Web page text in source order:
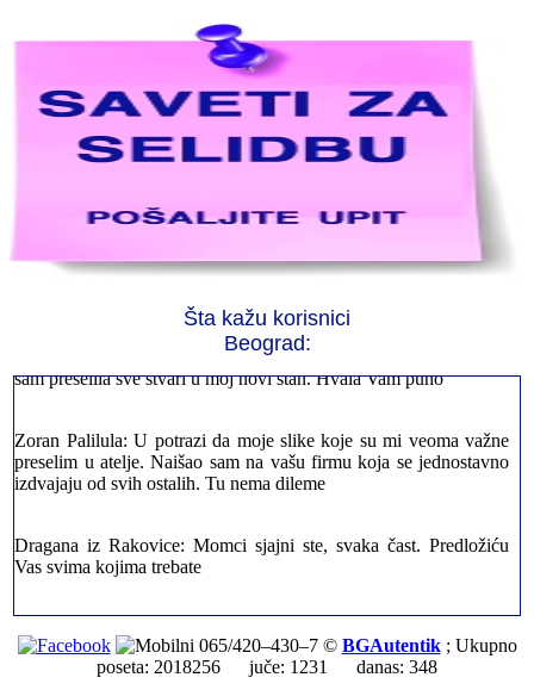
Šta kažu korisnici
Beograd:
Jelena sa Čukarice: Mogu da pohvalim sve radnike u firmi jer su
Milica iz Novog Beograda: Zahvaljujuću vašoj firmi. Istog dana
sam preselila sve stvari u moj novi stan. Hvala Vam puno
Zoran Palilula: U potrazi da moje slike koje su mi veoma važne
preselim u atelje. Naišao sam na vašu firmu koja se jednostavno
izdvajaju od svih ostalih. Tu nema dileme
Dragana iz Rakovice: Momci sjajni ste, svaka čast. Predložiću
Vas svima kojima trebate
Petar sa Savskog Venaca: Trebalo je odmah da ispraznim stan i
prebacim stvari u drugi. Pozvao sam vašu firmu. Ja ljudi ne znam
šta bi radio sada da ne postojite, Hvala Vam
065/420–430–7 © BGAutentik; Ukupno
poseta: 2018256 juče: 1231 danas: 348